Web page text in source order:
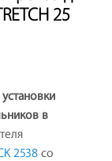
25
в
2538 со